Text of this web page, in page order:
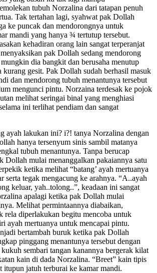
tubuh Norzalina dari tatapan penuh
Tak tertahan lagi, syahwat pak Dollah
ke puncak dan mendorongnya untuk
mandi yang hanya ¾ tertutup tersebut.
kehadiran orang lain sangat terperanjat
pak Dollah sedang mendorong
dia bangkit dan berusaha menutup
kurang gesit. Pak Dollah sudah berhasil masuk
dan mendorong tubuh menantunya tersebut
mengunci pintu. Norzaina terdesak ke pojok
melihat seringai binal yang menghiasi
ini terlihat pendiam dan sangat
ayah lakukan ini? i?! tanya Norzalina dengan
hanya tersenyum sinis sambil matanya
tubuh menantunya. Tanpa berucap
Dollah mulai menanggalkan pakaiannya satu
ketika melihat “batang’ ayah mertuanya
serta tegak mengacung ke arahnya. “A..ayah
keluar, yah..tolong..”, keadaan ini sangat
apalagi ketika pak Dollah mulai
Melihat permintaannya diabaikan,
rela diperlakukan begitu mencoba untuk
ayah mertuanya untuk mencapai pintu.
bertambah buruk ketika pak Dollah
pinggang menantunya tersebut dengan
sembari tangan kanannya bergerak kilat
kain di dada Norzalina. “Breet” kain tipis
itupun jatuh terburai ke kamar mandi.